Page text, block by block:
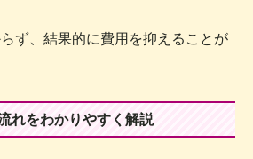
ず、結果的に費用を抑えることが
れをわかりやすく解説